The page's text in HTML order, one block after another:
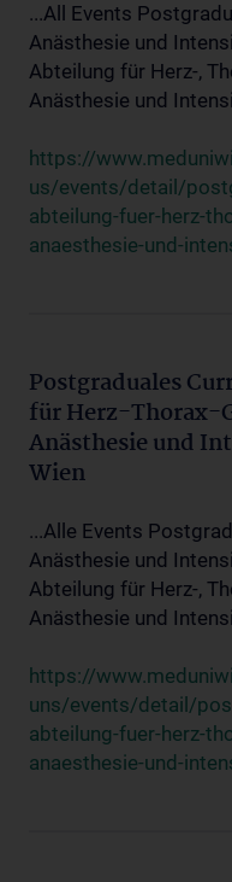
...All Events
Anästhesie und
Abteilung für Herz-,
Anästhesie und
https://
us/events/detail/
abteilung-fuer-herz-
anaesthesie-und-
Postgraduales
für Herz-Thorax-
Anästhesie und
Wien
...Alle Events
Anästhesie und
Abteilung für Herz-,
Anästhesie und
https://
uns/events/detail/
abteilung-fuer-herz-
anaesthesie-und-